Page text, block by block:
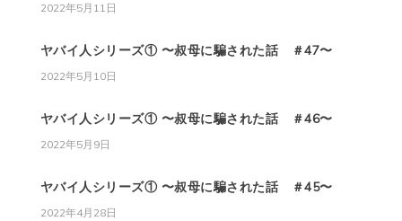
2022年5月11日
ヤバイ人シリーズ① 〜叔母に騙された話 ＃47〜
2022年5月10日
ヤバイ人シリーズ① 〜叔母に騙された話 ＃46〜
2022年5月9日
ヤバイ人シリーズ① 〜叔母に騙された話 ＃45〜
2022年4月28日